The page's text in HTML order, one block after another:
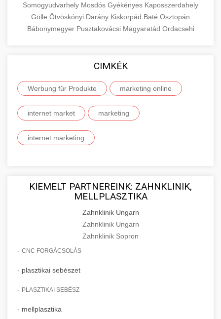
Somogyudvarhely Mosdós Gyékényes Kaposszerdahely
Gölle Ötvöskónyi Darány Kiskorpád Baté Osztopán
Bábonymegyer Pusztakovácsi Magyaratád Ordacsehi
CIMKÉK
Werbung für Produkte marketing online
internet market marketing
internet marketing
KIEMELT PARTNEREINK: ZAHNKLINIK,
MELLPLASZTIKA
Zahnklinik Ungarn
Zahnklinik Ungarn
Zahnklinik Sopron
- CNC FORGÁCSOLÁS
- plasztikai sebészet
- PLASZTIKAI SEBÉSZ
- mellplasztika